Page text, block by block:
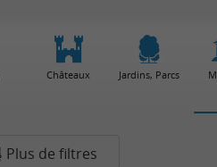
Châteaux Jardins, Parcs
Plus de filtres